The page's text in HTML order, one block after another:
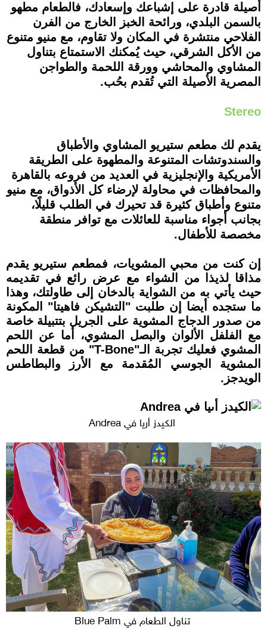
أصيلة قادرة على إشباعك وإسعادك، فالطعام مطهو
بالسمن البلدي، ورائحة الخبز الخارج من الفرن
الفلاحي منتشرة في المكان ولا تقاوم، مع منيو متنوع
من الأكل الشرقي، حيث يُمكنك الاستمتاع بتناول
المشاوي والمحاشي وورقة اللحمة والطواجن
المصرية الأصيلة التي تُقدم بحُب.
Stereo
يقدم لك مطعم ستيريو المشاوي والأطباق
والسندوتشات المتنوعة والمطهوة على الطريقة
الأمريكية والإنجليزية في العديد من فروعه بالقاهرة
والمحافظات في محاولة لإرضاء كل الأذواق، مع منيو
متنوع وأطباق كثيرة قد تحيرك في الطلب قليلًا،
بجانب أجواء مناسبة للعائلات مع توافر منطقة
مخصصة للأطفال.
إن كنت من محبي المشويات، فمطعم ستيريو يقدم
مذاقا لذيذا من الشواء مع عرض رائع في تقديمه
حيث يأتي به من الشواية بالدخان إلى طاولتك، وهذا
ما ستجده أيضا إن طلبت "التشيكن فاهيتا" المكونة
من صدور الدجاج المشوية على الجريل بتتبيلة خاصة
مع الفلفل الألوان والبصل المشوي، أما عن اللحم
المشوي فعليك تجربة الـ"T-Bone" من قطعة اللحم
المشوية الجوسي المُقدمة مع الأرز والبطاطس
الويدجز.
الكيدز أريا في Andrea
تناول الطعام في Blue Palm